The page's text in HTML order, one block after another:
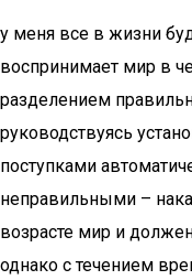
у меня все в жизни
воспринимает мир в
разделением
руководствуясь
поступками
неправильными –
возрасте мир и
однако с течением